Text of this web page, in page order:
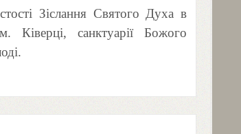
Зіслання Святого Духа в
Ківерці, санктуарії Божого